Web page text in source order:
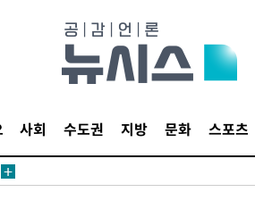
사회 수도권 지방 문화 스포츠